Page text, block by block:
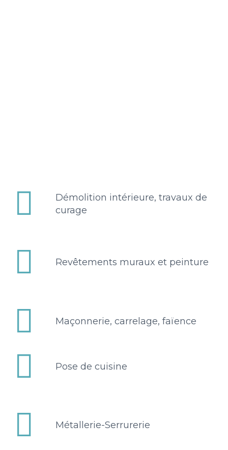


Démolition intérieure, travaux de
curage

 Revêtements muraux et peinture

 Maçonnerie, carrelage, faïence

 Pose de cuisine

 Métallerie-Serrurerie